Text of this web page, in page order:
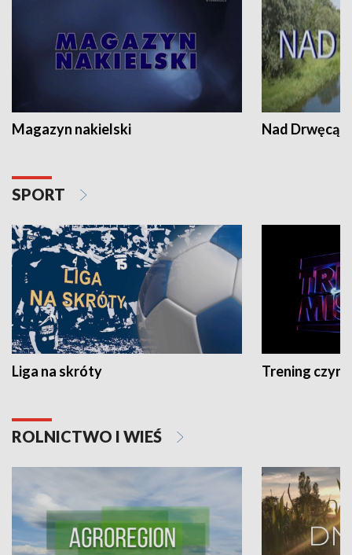
Magazyn nakielski Nad Drwęcą
SPORT
Liga na skróty Trening czyni
ROLNICTWO I WIEŚ